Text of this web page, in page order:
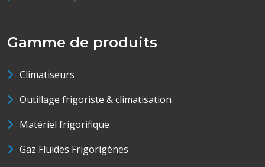
Gamme de produits
Climatiseurs
Outillage frigoriste & climatisation
Matériel frigorifique
Gaz Fluides Frigorigènes